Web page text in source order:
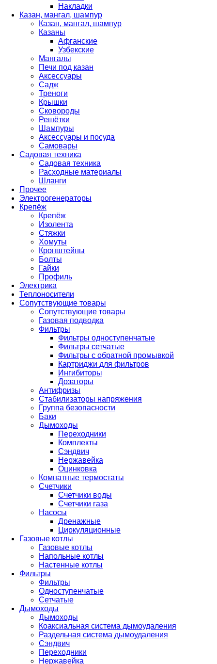
Накладки
Казан, мангал, шампур
Казан, мангал, шампур
Казаны
Афганские
Узбекские
Мангалы
Печи под казан
Аксессуары
Садж
Треноги
Крышки
Сковороды
Решётки
Шампуры
Аксессуары и посуда
Самовары
Садовая техника
Садовая техника
Расходные материалы
Шланги
Прочее
Электрогенераторы
Крепёж
Крепёж
Изолента
Стяжки
Хомуты
Кронштейны
Болты
Гайки
Профиль
Электрика
Теплоносители
Сопутствующие товары
Сопутствующие товары
Газовая подводка
Фильтры
Фильтры одноступенчатые
Фильтры сетчатые
Фильтры с обратной промывкой
Картриджи для фильтров
Ингибиторы
Дозаторы
Антифризы
Стабилизаторы напряжения
Группа безопасности
Баки
Дымоходы
Переходники
Комплекты
Сэндвич
Нержавейка
Оцинковка
Комнатные термостаты
Счетчики
Счетчики воды
Счетчики газа
Насосы
Дренажные
Циркуляционные
Газовые котлы
Газовые котлы
Напольные котлы
Настенные котлы
Фильтры
Фильтры
Одноступенчатые
Сетчатые
Дымоходы
Дымоходы
Коаксиальная система дымоудаления
Раздельная система дымоудаления
Сэндвич
Переходники
Нержавейка